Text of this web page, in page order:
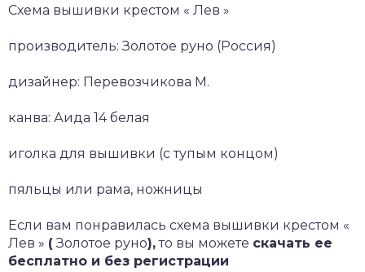
Схема вышивки крестом « Лев »
производитель: Золотое руно (Россия)
дизайнер: Перевозчикова М.
канва: Аида 14 белая
иголка для вышивки (с тупым концом)
пяльцы или рама, ножницы
Если вам понравилась схема вышивки крестом «
Лев » (Золотое руно),то вы можете скачать ее
бесплатно и без регистрации